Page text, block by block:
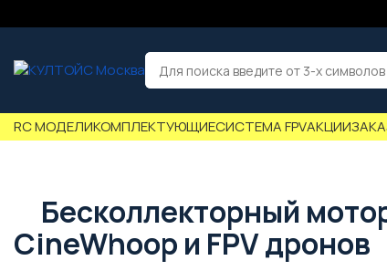
RC МОДЕЛИКОМПЛЕКТУЮЩИЕСИСТЕМА FPVАКЦИИ
Бесколлекторный
CineWhoop и FPV дронов